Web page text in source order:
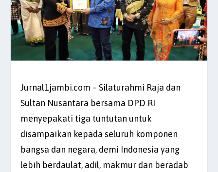
Jurnal1jambi.com – Silaturahmi Raja dan
Sultan Nusantara bersama DPD RI
menyepakati tiga tuntutan untuk
disampaikan kepada seluruh komponen
bangsa dan negara, demi Indonesia yang
lebih berdaulat, adil, makmur dan beradab